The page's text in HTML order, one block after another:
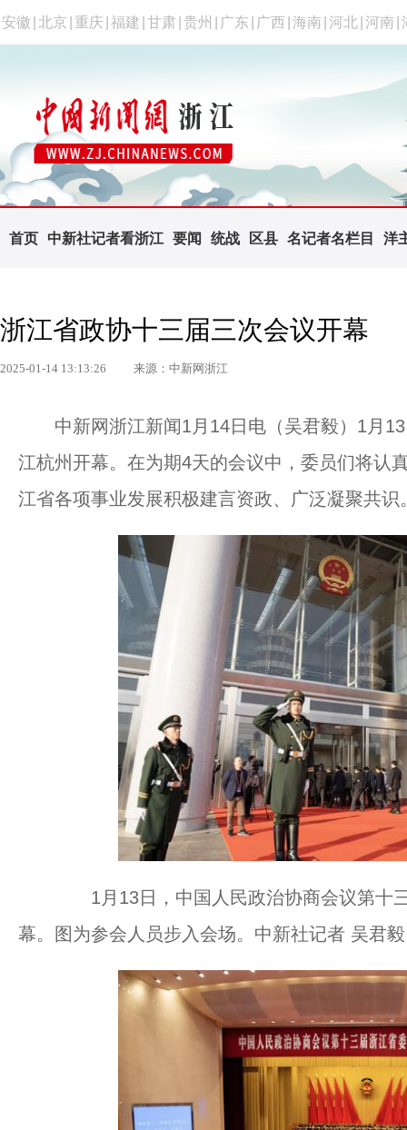
安徽 北京 重庆 福建 甘肃 贵州 广东 广西 海南 河北 河南
首页 中新社记者看浙江 要闻 统战 区县 名记者名栏目 洋
浙江省政协十三届三次会议开幕
2025-01-14 13:13:26 来源：中新网浙江
中新网浙江新闻1月14日电（吴君毅）1月13
江杭州开幕。在为期4天的会议中，委员们将认
江省各项事业发展积极建言资政、广泛凝聚共识
1月13日，中国人民政治协商会议第十
幕。图为参会人员步入会场。中新社记者 吴君